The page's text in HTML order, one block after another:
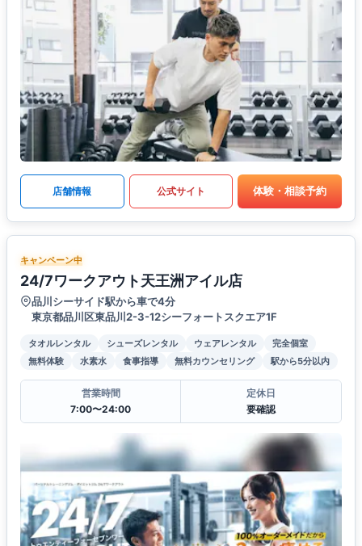
店舗情報 公式サイト 体験・相談予約
キャンペーン中
24/7ワークアウト天王洲アイル店
品川シーサイド駅から車で4分
東京都品川区東品川2-3-12シーフォートスクエア1F
タオルレンタル シューズレンタル ウェアレンタル
完全個室
無料体験
水素水 食事指導 無料カウンセリング 駅から5分以内
営業時間
7:00〜24:00
定休日
要確認